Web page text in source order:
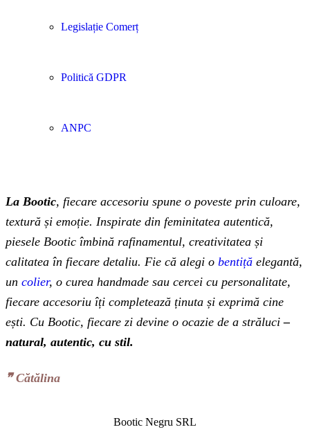
Legislație Comerț
Politică GDPR
ANPC
La Bootic, fiecare accesoriu spune o poveste prin culoare,
textură și emoție. Inspirate din feminitatea autentică,
piesele Bootic îmbină rafinamentul, creativitatea și
calitatea în fiecare detaliu. Fie că alegi o bentiță elegantă,
un colier, o curea handmade sau cercei cu personalitate,
fiecare accesoriu îți completează ținuta și exprimă cine
ești. Cu Bootic, fiecare zi devine o ocazie de a străluci –
natural, autentic, cu stil.
❞‬ Cătălina
Bootic Negru SRL